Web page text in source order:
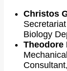
Christos
Biology
Theodore